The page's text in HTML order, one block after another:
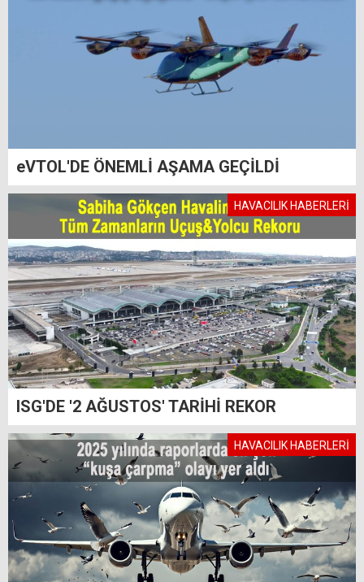
eVTOL'DE ÖNEMLİ AŞAMA GEÇİLDİ
HAVACILIK HABERLERİ
ISG'DE '2 AĞUSTOS' TARİHİ REKOR
HAVACILIK HABERLERİ